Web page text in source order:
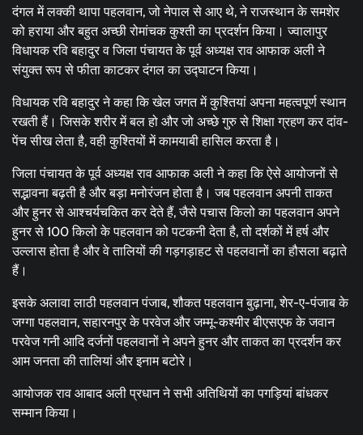
दंगल में लक्की थापा पहलवान, जो नेपाल से आए थे, ने राजस्थान के समशेर
को हराया और बहुत अच्छी रोमांचक कुश्ती का प्रदर्शन किया। ज्वालापुर
विधायक रवि बहादुर व जिला पंचायत के पूर्व अध्यक्ष राव आफाक अली ने
संयुक्त रूप से फीता काटकर दंगल का उद्घाटन किया।
विधायक रवि बहादुर ने कहा कि खेल जगत में कुश्तियां अपना महत्वपूर्ण स्थान
रखती हैं। जिसके शरीर में बल हो और जो अच्छे गुरु से शिक्षा ग्रहण कर दांव-
पेंच सीख लेता है, वही कुश्तियों में कामयाबी हासिल करता है।
जिला पंचायत के पूर्व अध्यक्ष राव आफाक अली ने कहा कि ऐसे आयोजनों से
सद्भावना बढ़ती है और बड़ा मनोरंजन होता है। जब पहलवान अपनी ताकत
और हुनर से आश्चर्यचकित कर देते हैं, जैसे पचास किलो का पहलवान अपने
हुनर से 100 किलो के पहलवान को पटकनी देता है, तो दर्शकों में हर्ष और
उल्लास होता है और वे तालियों की गड़गड़ाहट से पहलवानों का हौसला बढ़ाते
हैं।
इसके अलावा लाठी पहलवान पंजाब, शौकत पहलवान बुढ़ाना, शेर-ए-पंजाब के
जग्गा पहलवान, सहारनपुर के परवेज और जम्मू-कश्मीर बीएसएफ के जवान
परवेज गनी आदि दर्जनों पहलवानों ने अपने हुनर और ताकत का प्रदर्शन कर
आम जनता की तालियां और इनाम बटोरे।
आयोजक राव आबाद अली प्रधान ने सभी अतिथियों का पगड़ियां बांधकर
सम्मान किया।